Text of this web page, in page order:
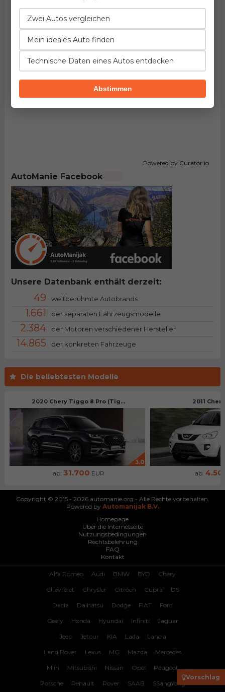
Die beliebtesten Modelle
2020 Chery Tiggo 8 Pro (Tig...
3.0
ab: 31.700 EUR
2011
ab:
Powered by Curator.io
AutoManie Facebook
Unsere Datenbank enthält derzeit:
49 weltberühmte Autobrands
1.661 der separaten Fahrzeugsmodelle
2.384 der Motoren verschiedener Hersteller
14.865 der konkreten Fahrzeuge
Vorschlag
Copyright © 2015 - 2026 automanie.org - Alle Rechte vorbehalten.
Powered by Automanijak B.V.
Homepage
Über die Internetseite
Nutzungsbedingungen
Rechtsbelehrung
FAQ
Kontakt
Alfa Romeo Audi BMW BYD Chery
Chevrolet Chrysler Citroen Cupra DS
Dacia Daihatsu Dodge FIAT Ford
Geely Honda Hyundai Infiniti Jaguar
Jeep Jetour KIA Lada Lancia
Land Rover Lexus MG Mazda Mercedes
Mini Mitsubishi Nissan Opel Peugeot
Porsche Renault Rover SAAB SSangYong
Zwei Autos vergleichen
Mein ideales Auto finden
Technische Daten eines Autos entdecken
Abstimmen